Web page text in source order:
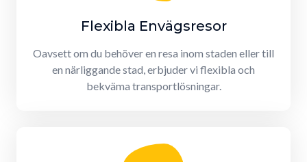
Flexibla Envägsresor
Oavsett om du behöver en resa inom staden eller till
en närliggande stad, erbjuder vi flexibla och
bekväma transportlösningar.